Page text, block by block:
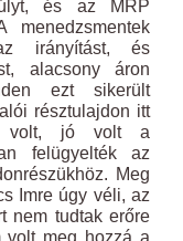
és az MRP
menedzsmentek
irányítást, és
alacsony áron
ezt sikerült
résztulajdon itt
volt, jó volt a
felügyelték az
Meg
Imre úgy véli, az
nem tudtak erőre
volt meg hozzá a